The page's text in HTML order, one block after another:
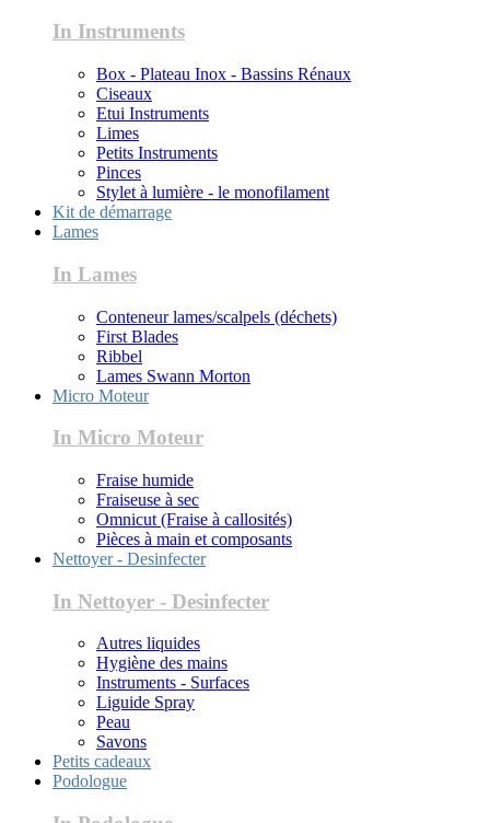
In Instruments
Box - Plateau Inox - Bassins Rénaux
Ciseaux
Etui Instruments
Limes
Petits Instruments
Pinces
Stylet à lumière - le monofilament
Kit de démarrage
Lames
In Lames
Conteneur lames/scalpels (déchets)
First Blades
Ribbel
Lames Swann Morton
Micro Moteur
In Micro Moteur
Fraise humide
Fraiseuse à sec
Omnicut (Fraise à callosités)
Pièces à main et composants
Nettoyer - Desinfecter
In Nettoyer - Desinfecter
Autres liquides
Hygiène des mains
Instruments - Surfaces
Liguide Spray
Peau
Savons
Petits cadeaux
Podologue